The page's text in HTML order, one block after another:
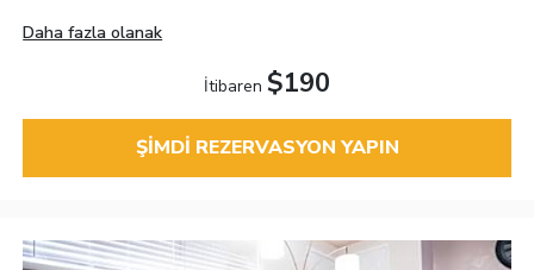
Daha fazla olanak
İtibaren $190
ŞIMDI REZERVASYON YAPIN